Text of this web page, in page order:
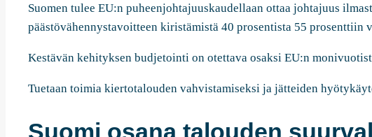
Suomen tulee EU:n puheenjohtajuuskaudellaan ottaa johtajuus
päästövähennystavoitteen kiristämistä 40 prosentista 55 prosenttiin
Kestävän kehityksen budjetointi on otettava osaksi EU:n
Tuetaan toimia kiertotalouden vahvistamiseksi ja jätteiden
Suomi osana talouden